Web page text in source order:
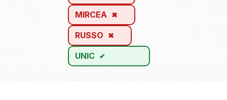
MIRCEA
RUSSO
UNIC